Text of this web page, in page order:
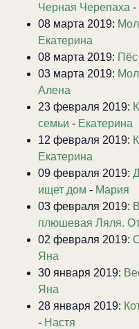
Черная Черепаха -
08 марта 2019:
Екатерина
08 марта 2019:
03 марта 2019:
Алена
23 февраля 2019:
семьи - Екатерина
12 февраля 2019:
Екатерина
09 февраля 2019:
ищет дом - Мария
03 февраля 2019:
плюшевая Ляля.
02 февраля 2019:
Яна
30 января 2019:
Яна
28 января 2019:
- Настя